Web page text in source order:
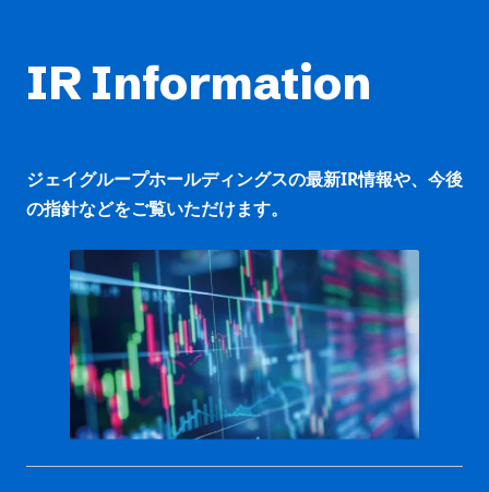
IR Information
ジェイグループホールディングスの最新IR情報や、今後
の指針などをご覧いただけます。